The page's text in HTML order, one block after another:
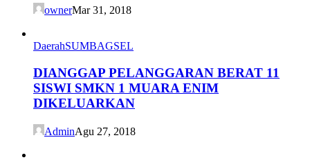
ownerMar 31, 2018
DaerahSUMBAGSEL
DIANGGAP PELANGGARAN BERAT 11
SISWI SMKN 1 MUARA ENIM
DIKELUARKAN
AdminAgu 27, 2018